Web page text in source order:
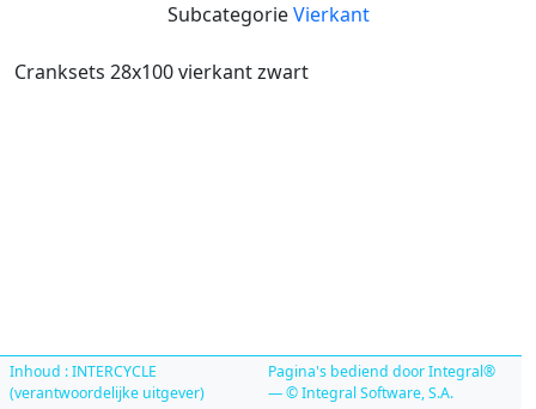
SubcategorieVierkant
Cranksets 28x100 vierkant zwart
Inhoud : INTERCYCLE
(verantwoordelijke uitgever)
Pagina's bediend door Integral®
— © Integral Software, S.A.